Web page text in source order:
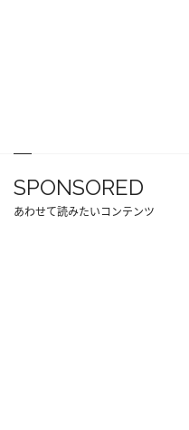
SPONSORED
あわせて読みたいコンテンツ